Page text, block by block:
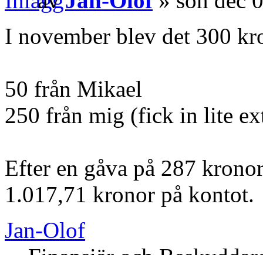
I november blev det 300
50 från Mikael
250 från mig (fick in lite
Efter en gåva på 287
1.017,71 kronor på kontot.
Jan-Olof